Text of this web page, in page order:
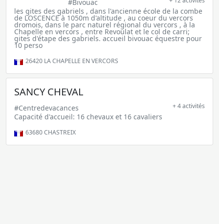
#Bivouac
les gites des gabriels , dans l'ancienne école de la combe
de LOSCENCE à 1050m d'altitude , au coeur du vercors
dromois, dans le parc naturel régional du vercors , à la
Chapelle en vercors , entre Revoulat et le col de carri;
gites d'étape des gabriels. accueil bivouac équestre pour
10 perso
26420 LA CHAPELLE EN VERCORS
SANCY CHEVAL
#Centredevacances + 4 activités
Capacité d'accueil: 16 chevaux et 16 cavaliers
63680CHASTREIX